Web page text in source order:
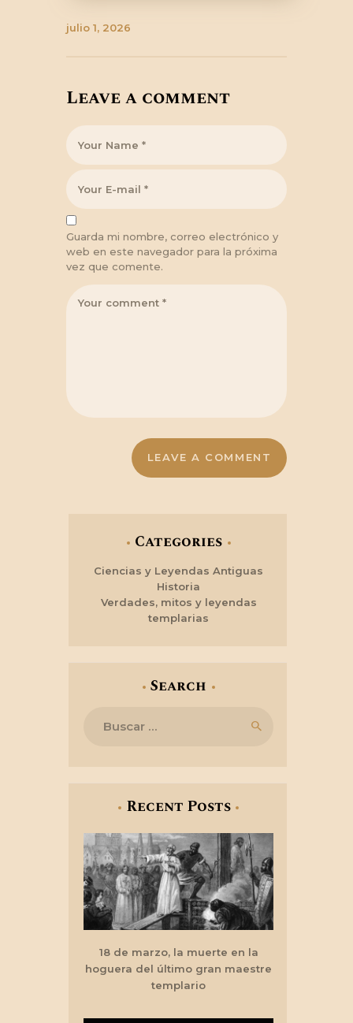
julio 1, 2026
Leave a comment
Guarda mi nombre, correo electrónico y
web en este navegador para la próxima
vez que comente.
Categories
Ciencias y Leyendas Antiguas
Historia
Verdades, mitos y leyendas
templarias
Search
Recent Posts
18 de marzo, la muerte en la
hoguera del último gran maestre
templario